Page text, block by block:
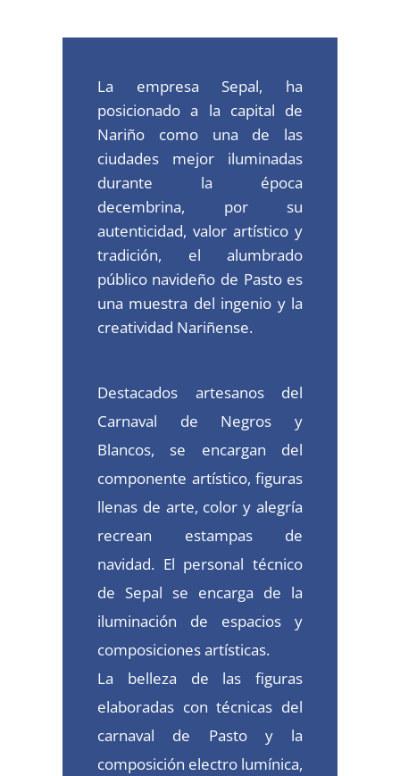
Visión
Objeto Social
Naturaleza Jurídica
Gestión de proyectos
Valores Corporativos
Alumbrado público
Eco Energy
Electrificación rural
Alumbrado navideño
Regeneración urbana
Smart Vita
CONVOCATORIAS
TRANSPARENCIA
Plan anual de alumbrado 2026
Plan anual de alumbrado 2025
Organigrama
MAPA DE LUCES
CONTACTOS
La empresa Sepal, ha
posicionado a la capital de
Nariño como una de las
ciudades mejor iluminadas
durante la época
decembrina, por su
autenticidad, valor artístico y
tradición, el alumbrado
público navideño de Pasto es
una muestra del ingenio y la
creatividad Nariñense.
Destacados artesanos del
Carnaval de Negros y
Blancos, se encargan del
componente artístico, figuras
llenas de arte, color y alegría
recrean estampas de
navidad. El personal técnico
de Sepal se encarga de la
iluminación de espacios y
composiciones artísticas.
La belleza de las figuras
elaboradas con técnicas del
carnaval de Pasto y la
composición electro lumínica,